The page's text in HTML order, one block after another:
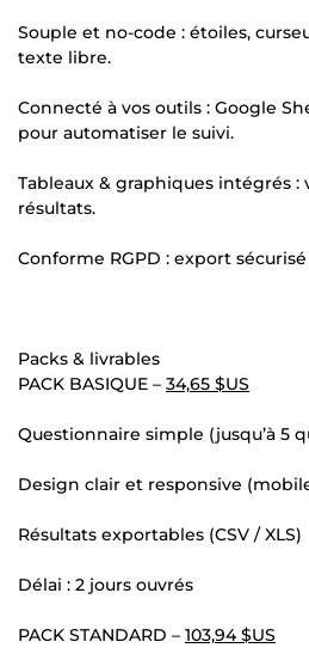
Souple et no-code : étoiles,
texte libre.
Connecté à vos outils : Google
pour automatiser le suivi.
Tableaux & graphiques intégrés :
résultats.
Conforme RGPD : export
Packs & livrables
PACK BASIQUE – 34,65 $US
Questionnaire simple (jusqu’à 5
Design clair et responsive
Résultats exportables (CSV / XLS)
Délai : 2 jours ouvrés
PACK STANDARD – 103,94 $US